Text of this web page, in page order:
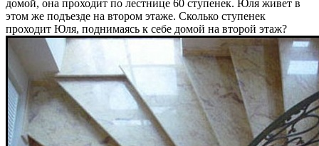
домой, она проходит по лестнице 60 ступенек. Юля живет в
этом же подъезде на втором этаже. Сколько ступенек
проходит Юля, поднимаясь к себе домой на второй этаж?